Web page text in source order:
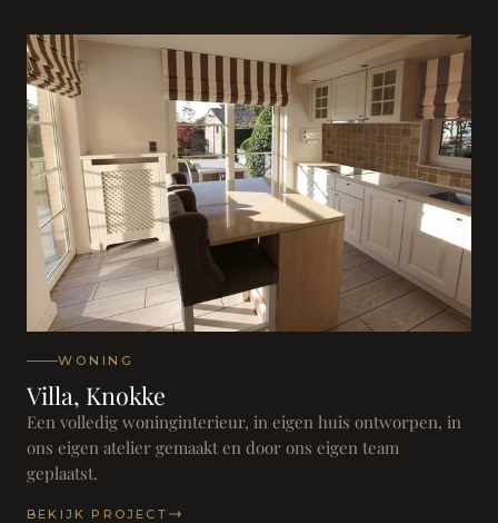
WONING
Villa, Knokke
Een volledig woninginterieur, in eigen huis ontworpen, in
ons eigen atelier gemaakt en door ons eigen team
geplaatst.
BEKIJK PROJECT